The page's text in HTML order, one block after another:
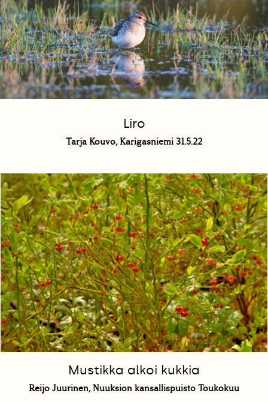
Liro
Tarja Kouvo, Karigasniemi 31.5.22
Mustikka alkoi kukkia
Reijo Juurinen, Nuuksion kansallispuisto Toukokuu